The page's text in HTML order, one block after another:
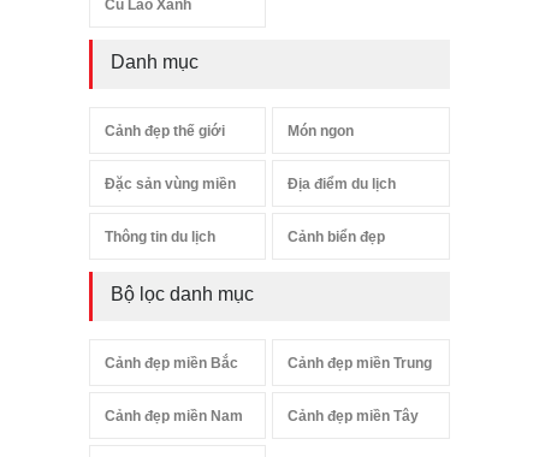
Cù Lao Xanh
Danh mục
Cảnh đẹp thế giới Món ngon
Đặc sản vùng miền Địa điểm du lịch
Thông tin du lịch Cảnh biển đẹp
Bộ lọc danh mục
Cảnh đẹp miền Bắc Cảnh đẹp miền Trung
Cảnh đẹp miền Nam Cảnh đẹp miền Tây